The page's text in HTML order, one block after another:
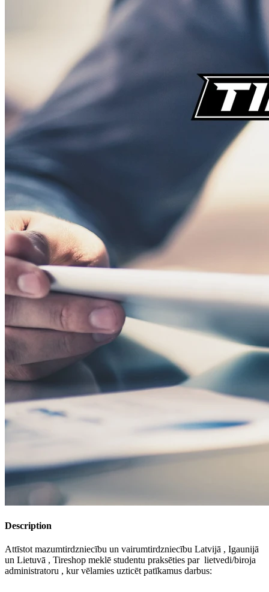
Description
Attīstot mazumtirdzniecību un vairumtirdzniecību Latvijā , Igaunijā
un Lietuvā , Tireshop meklē studentu praksēties par lietvedi/biroja
administratoru , kur vēlamies uzticēt patīkamus darbus: